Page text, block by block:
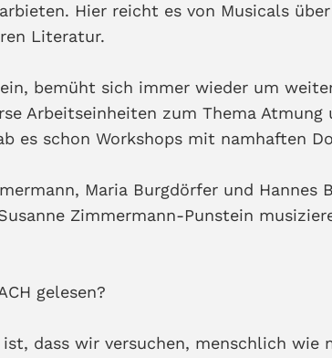
Hier reicht es von Musicals
Literatur.
bemüht sich immer wieder um
Arbeitseinheiten zum Thema
es schon Workshops mit namhaften
Maria Burgdörfer und Hannes
Zimmermann-Punstein
gelesen?
dass wir versuchen, menschlich wie